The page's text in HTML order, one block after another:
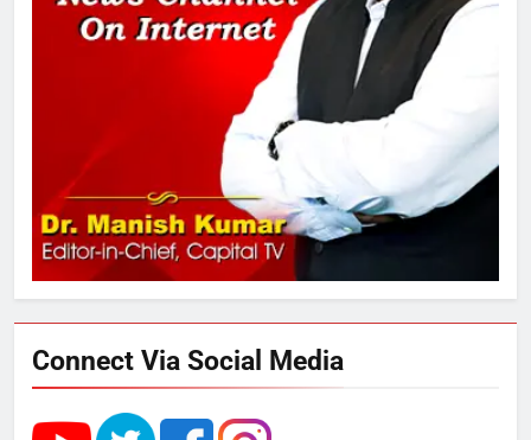
नामकरण करने की मांग को लेकर
अनिश्चितकालीन धरना शुरू
289 एकड़ भूमि पर विकसित होगा कार्बन-
फ्री डेटा सेंटर, हजारों उच्च-कुशल
रोजगार सृजन की संभावना
4
UP में ग्रामीण बिजली आपूर्ति से कृषि,
डेयरी, कुटीर उद्योग और स्वरोजगार को
मिला बढ़ावा
राम की नगरी अयोध्या में आने वाले भक्तों
Connect Via Social Media